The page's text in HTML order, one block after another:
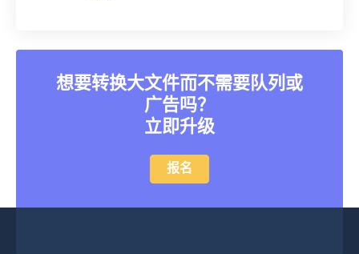
想要转换大文件而不需要队列或
广告吗？
立即升级
报名